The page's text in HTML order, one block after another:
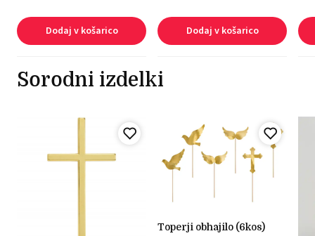
Dodaj v košarico Dodaj v košarico
Sorodni izdelki
toperji obhajilo (6kos)